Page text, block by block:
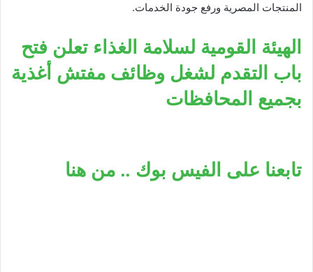
المنتجات المصرية ورفع جودة الخدمات.
الهيئة القومية لسلامة الغذاء تعلن فتح
باب التقدم لشغل وظائف مفتش أغذية
بجميع المحافظات
تابعنا على الفيس بوك .. من هنا